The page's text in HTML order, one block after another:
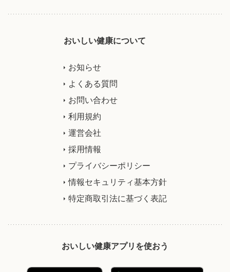
おいしい健康について
お知らせ
よくある質問
お問い合わせ
利用規約
運営会社
採用情報
プライバシーポリシー
情報セキュリティ基本方針
特定商取引法に基づく表記
おいしい健康アプリを使おう